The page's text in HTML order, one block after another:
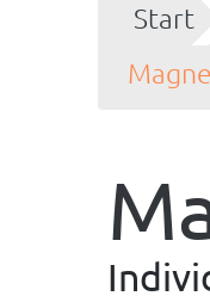
Start